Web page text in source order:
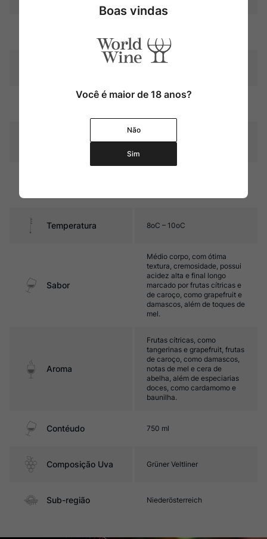
Amarelo palha com reflexos
13,5%
Temperatura 8oC – 10oC
Sabor
Médio corpo, com ótima
textura, cremosidade, possui
acidez alta e final longo
marcado por frutas cítricas e
de caroço, como grapefruit e
damascos, além de toques de
mel.
Aroma
Frutas cítricas, como
tangerinas e grapefruit, frutas
de caroço, como damascos,
notas de mel e cera de
abelha, além de especiarias
doces, como cardamomo e
baunilha.
Contéudo 750 ml
Composição Uva Grüner Veltliner
Sub-região Niederösterreich
Boas vindas
Você é maior de 18 anos?
Não
Sim